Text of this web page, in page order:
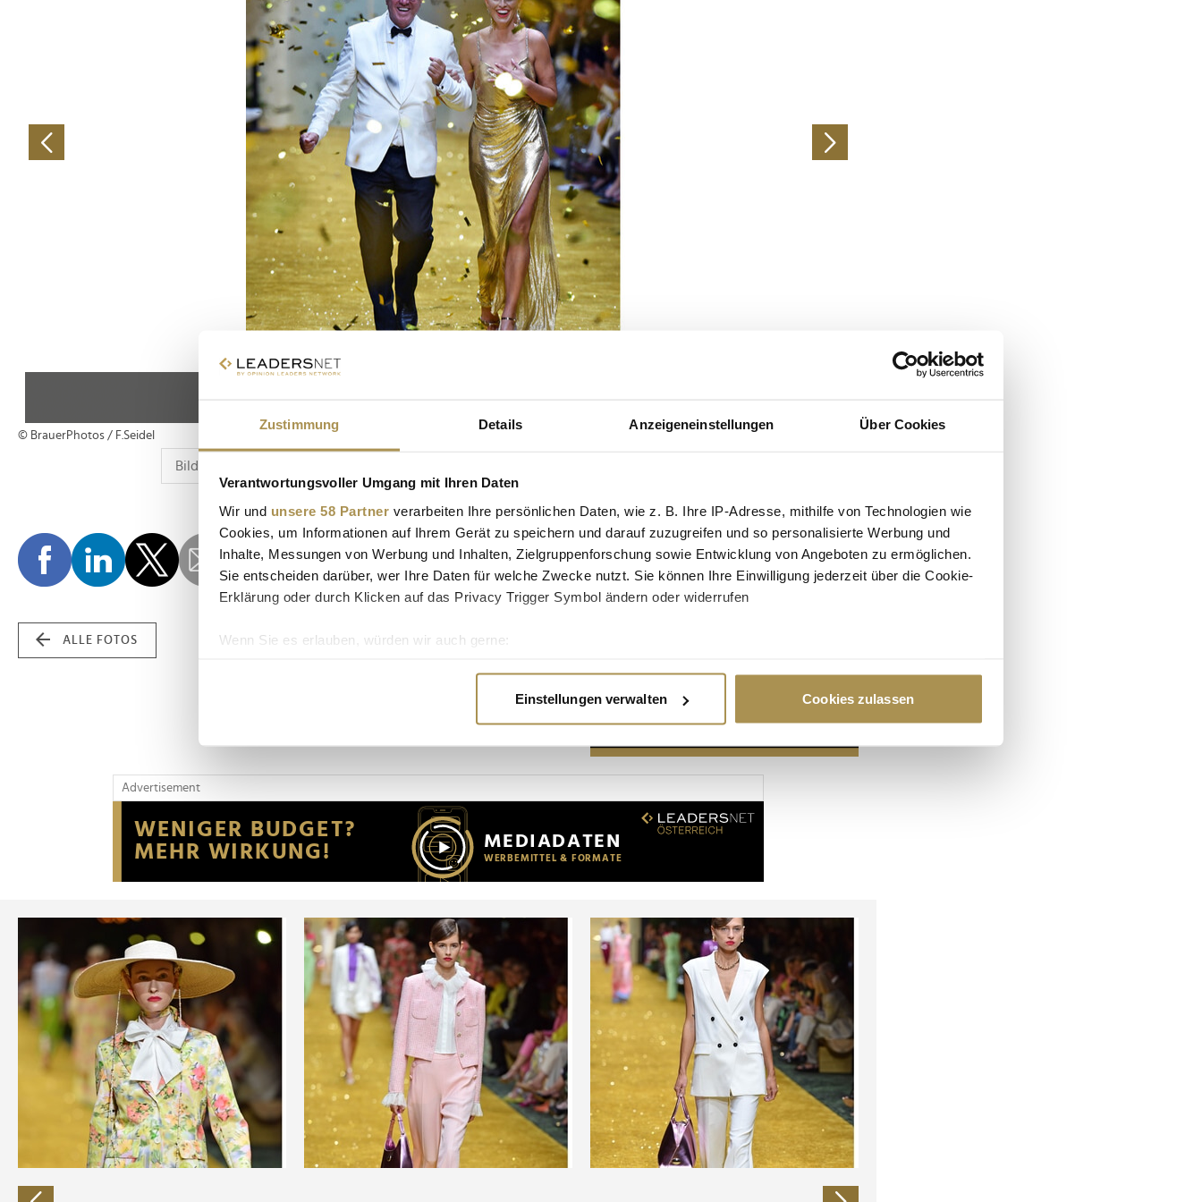
Zustimmung Details Anzeigeneinstellungen Über Cookies
Verantwortungsvoller Umgang mit Ihren Daten
Wir und unsere 58 Partner verarbeiten Ihre persönlichen Daten, wie z. B. Ihre IP-Adresse, mithilfe von Technologien wie
Cookies, um Informationen auf Ihrem Gerät zu speichern und darauf zuzugreifen und so personalisierte Werbung und
Inhalte, Messungen von Werbung und Inhalten, Zielgruppenforschung sowie Entwicklung von Angeboten zu ermöglichen.
Sie entscheiden darüber, wer Ihre Daten für welche Zwecke nutzt. Sie können Ihre Einwilligung jederzeit über die Cookie-
Erklärung oder durch Klicken auf das Privacy Trigger Symbol ändern oder widerrufen
Wenn Sie es erlauben, würden wir auch gerne:
Erfahren Sie mehr darüber, wie Ihre persönlichen Daten verarbeitet werden, und legen Sie Ihre Präferenzen im
Wir verwenden Cookies, um Inhalte und Anzeigen zu personalisieren, Funktionen für soziale Medien anbieten zu können
Website an unsere Partner für soziale Medien, Werbung und Analysen weiter. Unsere Partner führen diese Informationen
möglicherweise mit weiteren Daten zusammen, die Sie ihnen bereitgestellt haben oder die sie im Rahmen Ihrer Nutzung
der Dienste gesammelt haben.
Einstellungen verwalten Cookies zulassen
© BrauerPhotos / F.Seidel
ALLE FOTOS
Advertisement
Advertisement